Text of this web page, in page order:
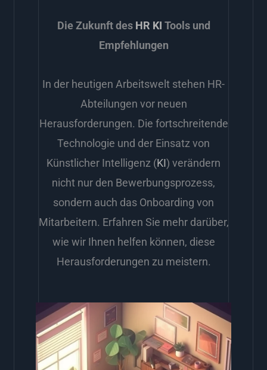
Die Zukunft des HR KI Tools und
Empfehlungen
In der heutigen Arbeitswelt stehen HR-
Abteilungen vor neuen
Herausforderungen. Die fortschreitende
Technologie und der Einsatz von
Künstlicher Intelligenz (KI) verändern
nicht nur den Bewerbungsprozess,
sondern auch das Onboarding von
Mitarbeitern. Erfahren Sie mehr darüber,
wie wir Ihnen helfen können, diese
Herausforderungen zu meistern.